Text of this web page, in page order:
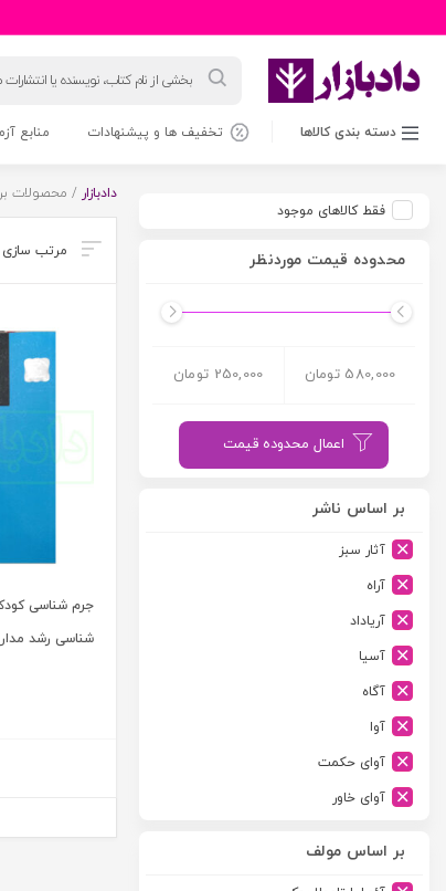
محصولات
دسته بندی کالاها تخفیف ها و پیشنهادات منابع
فقط کالاهای موجود
محدوده قیمت موردنظر
250,000 تومان 580,000 تومان
اعمال محدوده قیمت
بر اساس ناشر
آثار سبز
آراه
آریاداد
آسیا
آگاه
آوا
آوای حکمت
آوای خاور
بر اساس مولف
دادبازار / محصولات
جرم‌ شناسی
شناسی رشد